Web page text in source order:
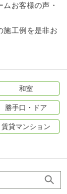
お客様の声・
施工例を是非お
和室
勝手口・ドア
賃貸マンション